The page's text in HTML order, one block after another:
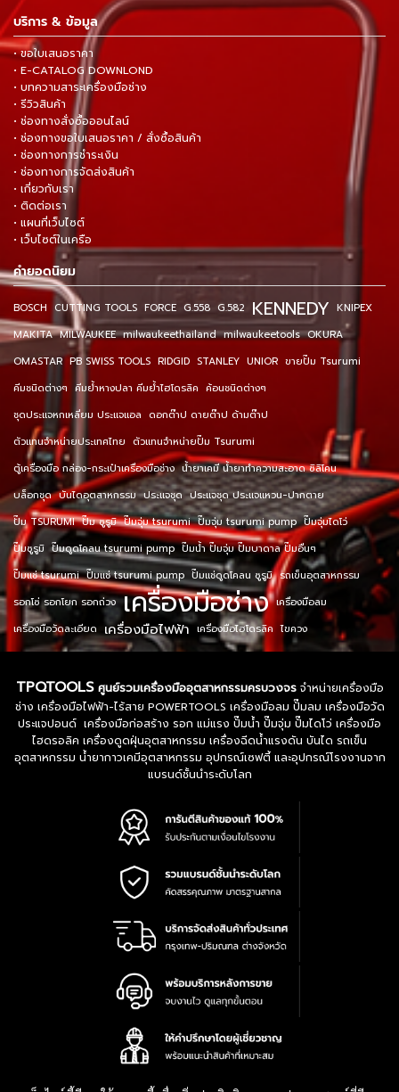
บริการ & ข้อมูล
• ขอใบเสนอราคา
• E-CATALOG DOWNLOND
• บทความสาระเครื่องมือช่าง
• รีวิวสินค้า
• ช่องทางสั่งซื้อออนไลน์
• ช่องทางขอใบเสนอราคา / สั่งซื้อสินค้า
• ช่องทางการชำระเงิน
• ช่องทางการจัดส่งสินค้า
• เกี่ยวกับเรา
• ติดต่อเรา
• แผนที่เว็บไซต์
• เว็บไซต์ในเครือ
คำยอดนิยม
BOSCH CUTTING TOOLS FORCE G.558 G.582 KENNEDY KNIPEX
MAKITA MILWAUKEE milwaukeethailand milwaukeetools OKURA
OMASTAR PB SWISS TOOLS RIDGID STANLEY UNIOR ขายปั๊ม Tsurumi
คีมชนิดต่างๆ คีมย้ำหางปลา คีมย้ำไฮโดรลิค ค้อนชนิดต่างๆ
ชุดประแจหกเหลี่ยม ประแจแอล ดอกต๊าป ดายต๊าป ด้ามต๊าป
ตัวแทนจำหน่ายประเทศไทย ตัวแทนจำหน่ายปั๊ม Tsurumi
ตู้เครื่องมือ กล่อง-กระเป๋าเครื่องมือช่าง น้ำยาเคมี น้ำยาทำความสะอาด ซิลิโคน
บล็อกชุด บันไดอุตสาหกรรม ประแจชุด ประแจชุด ประแจแหวน-ปากตาย
ปั๊ม TSURUMI ปั๊ม ซูรูมิ ปั๊มจุ่ม tsurumi ปั๊มจุ่ม tsurumi pump ปั๊มจุ่มไดโว่
ปั๊มซูรูมิ ปั๊มดูดโคลน tsurumi pump ปั๊มน้ำ ปั๊มจุ่ม ปั๊มบาดาล ปั๊มอื่นๆ
ปั๊มแช่ tsurumi ปั๊มแช่ tsurumi pump ปั๊มแช่ดูดโคลน ซูรูมิ รถเข็นอุตสาหกรรม
รอกโซ่ รอกโยก รอกถ่วง เครื่องมือช่าง เครื่องมือลม
เครื่องมือวัดละเอียด เครื่องมือไฟฟ้า เครื่องมือไฮโดรลิค ไขควง
TPQTOOLS ศูนย์รวมเครื่องมืออุตสาหกรรมครบวงจรจำหน่ายเครื่องมือ
ช่าง เครื่องมือไฟฟ้า-ไร้สาย POWERTOOLS เครื่องมือลม ปั๊มลม เครื่องมือวัด
ประแจปอนด์ เครื่องมือก่อสร้าง รอก แม่แรง ปั๊มน้ำ ปั๊มจุ่ม ปั๊มไดโว่ เครื่องมือ
ไฮดรอลิค เครื่องดูดฝุ่นอุตสาหกรรม เครื่องฉีดน้ำแรงดัน บันได รถเข็น
อุตสาหกรรม น้ำยากาวเคมีอุตสาหกรรม อุปกรณ์เซฟตี้ และอุปกรณ์โรงงานจาก
แบรนด์ชั้นนำระดับโลก